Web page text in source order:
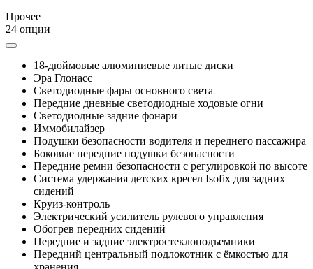
Прочее
24 опции
18-дюймовые алюминиевые литые диски
Эра Глонасс
Светодиодные фары основного света
Передние дневные светодиодные ходовые огни
Светодиодные задние фонари
Иммобилайзер
Подушки безопасности водителя и переднего пассажира
Боковые передние подушки безопасности
Передние ремни безопасности с регулировкой по высоте
Система удержания детских кресел Isofix для задних
сидений
Круиз-контроль
Электрический усилитель рулевого управления
Обогрев передних сидений
Передние и задние электростеклоподъемники
Передний центральный подлокотник с ёмкостью для